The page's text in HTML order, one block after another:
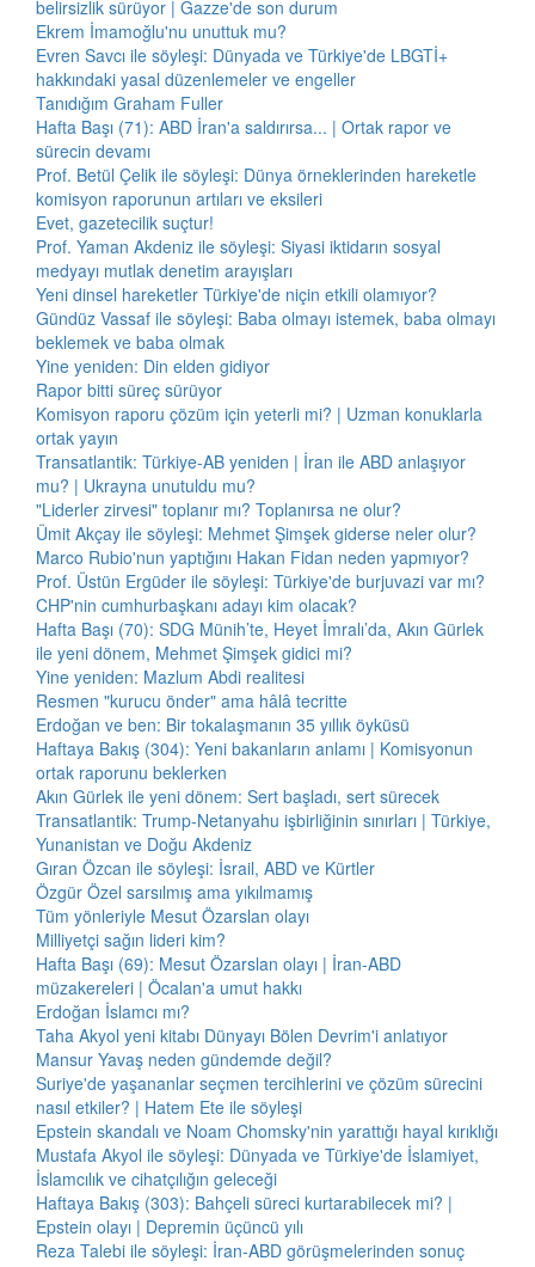
belirsizlik sürüyor | Gazze'de son durum
Ekrem İmamoğlu'nu unuttuk mu?
Evren Savcı ile söyleşi: Dünyada ve Türkiye'de LBGTİ+
hakkındaki yasal düzenlemeler ve engeller
Tanıdığım Graham Fuller
Hafta Başı (71): ABD İran'a saldırırsa... | Ortak rapor ve
sürecin devamı
Prof. Betül Çelik ile söyleşi: Dünya örneklerinden hareketle
komisyon raporunun artıları ve eksileri
Evet, gazetecilik suçtur!
Prof. Yaman Akdeniz ile söyleşi: Siyasi iktidarın sosyal
medyayı mutlak denetim arayışları
Yeni dinsel hareketler Türkiye'de niçin etkili olamıyor?
Gündüz Vassaf ile söyleşi: Baba olmayı istemek, baba olmayı
beklemek ve baba olmak
Yine yeniden: Din elden gidiyor
Rapor bitti süreç sürüyor
Komisyon raporu çözüm için yeterli mi? | Uzman konuklarla
ortak yayın
Transatlantik: Türkiye-AB yeniden | İran ile ABD anlaşıyor
mu? | Ukrayna unutuldu mu?
"Liderler zirvesi" toplanır mı? Toplanırsa ne olur?
Ümit Akçay ile söyleşi: Mehmet Şimşek giderse neler olur?
Marco Rubio'nun yaptığını Hakan Fidan neden yapmıyor?
Prof. Üstün Ergüder ile söyleşi: Türkiye'de burjuvazi var mı?
CHP'nin cumhurbaşkanı adayı kim olacak?
Hafta Başı (70): SDG Münih’te, Heyet İmralı’da, Akın Gürlek
ile yeni dönem, Mehmet Şimşek gidici mi?
Yine yeniden: Mazlum Abdi realitesi
Resmen "kurucu önder" ama hâlâ tecritte
Erdoğan ve ben: Bir tokalaşmanın 35 yıllık öyküsü
Haftaya Bakış (304): Yeni bakanların anlamı | Komisyonun
ortak raporunu beklerken
Akın Gürlek ile yeni dönem: Sert başladı, sert sürecek
Transatlantik: Trump-Netanyahu işbirliğinin sınırları | Türkiye,
Yunanistan ve Doğu Akdeniz
Gıran Özcan ile söyleşi: İsrail, ABD ve Kürtler
Özgür Özel sarsılmış ama yıkılmamış
Tüm yönleriyle Mesut Özarslan olayı
Milliyetçi sağın lideri kim?
Hafta Başı (69): Mesut Özarslan olayı | İran-ABD
müzakereleri | Öcalan'a umut hakkı
Erdoğan İslamcı mı?
Taha Akyol yeni kitabı Dünyayı Bölen Devrim'i anlatıyor
Mansur Yavaş neden gündemde değil?
Suriye'de yaşananlar seçmen tercihlerini ve çözüm sürecini
nasıl etkiler? | Hatem Ete ile söyleşi
Epstein skandalı ve Noam Chomsky'nin yarattığı hayal kırıklığı
Mustafa Akyol ile söyleşi: Dünyada ve Türkiye'de İslamiyet,
İslamcılık ve cihatçılığın geleceği
Haftaya Bakış (303): Bahçeli süreci kurtarabilecek mi? |
Epstein olayı | Depremin üçüncü yılı
Reza Talebi ile söyleşi: İran-ABD görüşmelerinden sonuç